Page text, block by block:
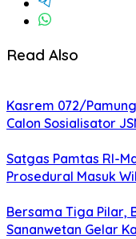
Read Also
Kasrem 072/
Calon Sosialisator
Satgas Pamtas RI-
Prosedural Masuk
Bersama Tiga Pilar,
Sananwetan Gelar